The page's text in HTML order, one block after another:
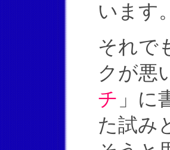
います
それで
クが悪
チ 」に
た試み